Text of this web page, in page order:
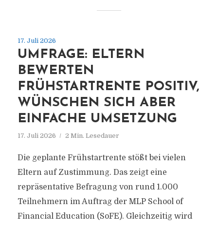
17. Juli 2026
UMFRAGE: ELTERN
BEWERTEN
FRÜHSTARTRENTE POSITIV,
WÜNSCHEN SICH ABER
EINFACHE UMSETZUNG
17. Juli 2026 2 Min. Lesedauer
Die geplante Frühstartrente stößt bei vielen
Eltern auf Zustimmung. Das zeigt eine
repräsentative Befragung von rund 1.000
Teilnehmern im Auftrag der MLP School of
Financial Education (SoFE). Gleichzeitig wird